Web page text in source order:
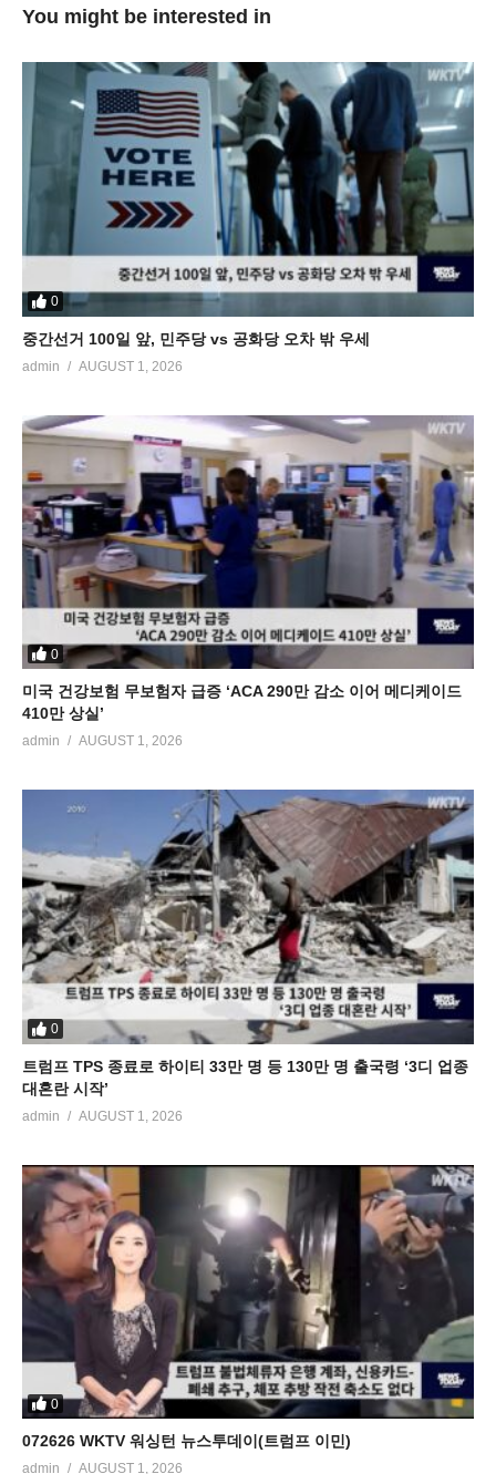
You might be interested in
0
중간선거 100일 앞, 민주당 vs 공화당 오차 밖 우세
admin AUGUST 1, 2026
0
미국 건강보험 무보험자 급증 ‘ACA 290만 감소 이어 메디케이드
410만 상실’
admin AUGUST 1, 2026
0
트럼프 TPS 종료로 하이티 33만 명 등 130만 명 출국령 ‘3디 업종
대혼란 시작’
admin AUGUST 1, 2026
0
072626 WKTV 워싱턴 뉴스투데이(트럼프 이민)
admin AUGUST 1, 2026